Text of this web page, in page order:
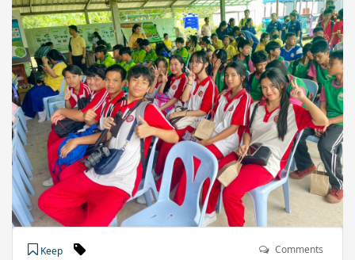
Keep Comments